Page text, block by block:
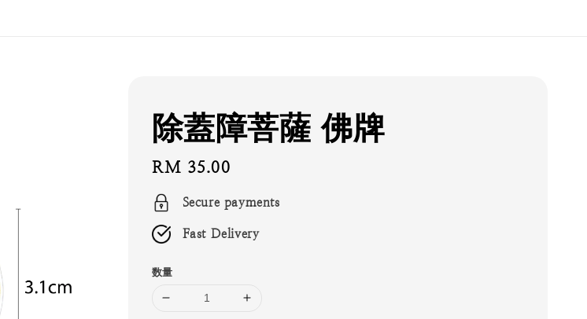
除蓋障菩薩 佛牌
Regular
price
RM 35.00
Secure payments
Fast Delivery
数量